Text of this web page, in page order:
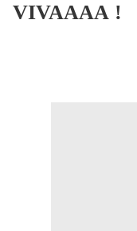
VIVAAAA !